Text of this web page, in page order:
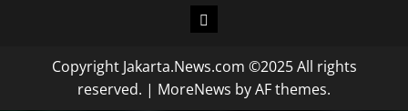
Copyright Jakarta.News.com ©2025 All rights
reserved. | MoreNews by AF themes.